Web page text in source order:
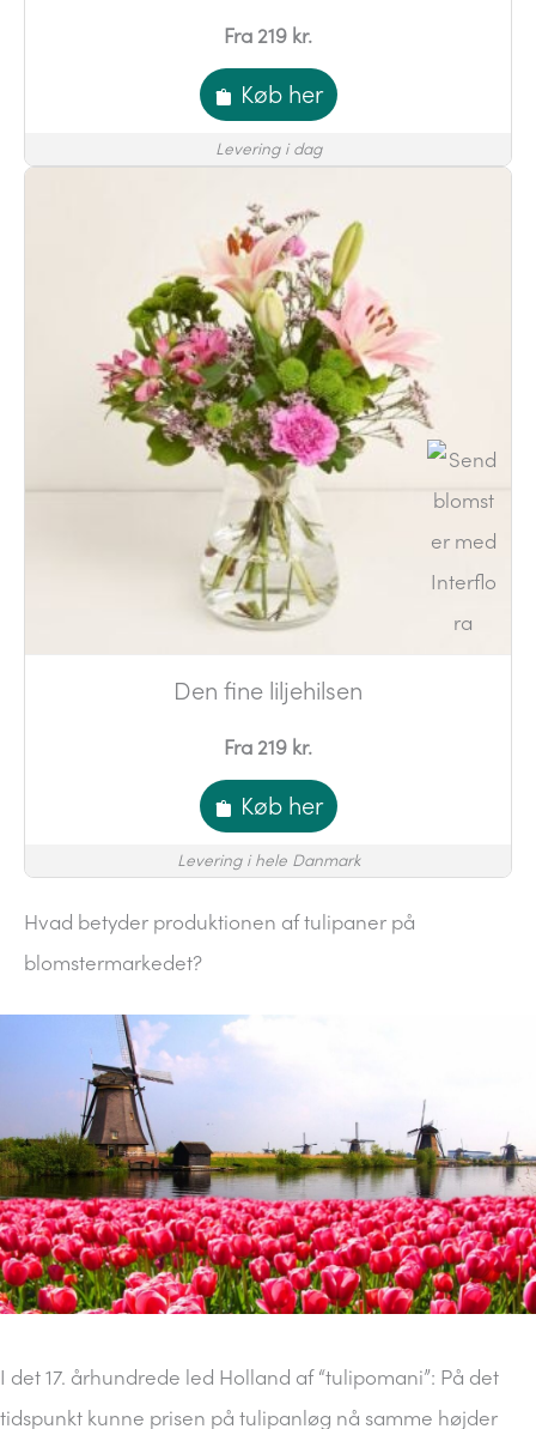
Fra 219 kr.
Køb her
Levering i dag
Den fine liljehilsen
Fra 219 kr.
Køb her
Levering i hele Danmark
Hvad betyder produktionen af tulipaner på
blomstermarkedet?
I det 17. århundrede led Holland af “tulipomani”: På det
tidspunkt kunne prisen på tulipanløg nå samme højder